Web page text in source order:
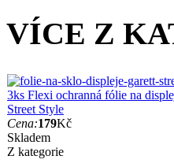
VÍCE Z
3ks Flexi ochranná fólie na
Street Style
Cena:179Kč
Skladem
Z kategorie